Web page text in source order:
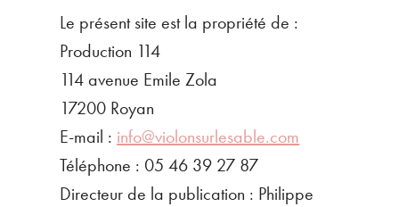
Le présent site est la propriété de :
Production 114
114 avenue Emile Zola
17200 Royan
E-mail : info@violonsurlesable.com
Téléphone : 05 46 39 27 87
Directeur de la publication : Philippe